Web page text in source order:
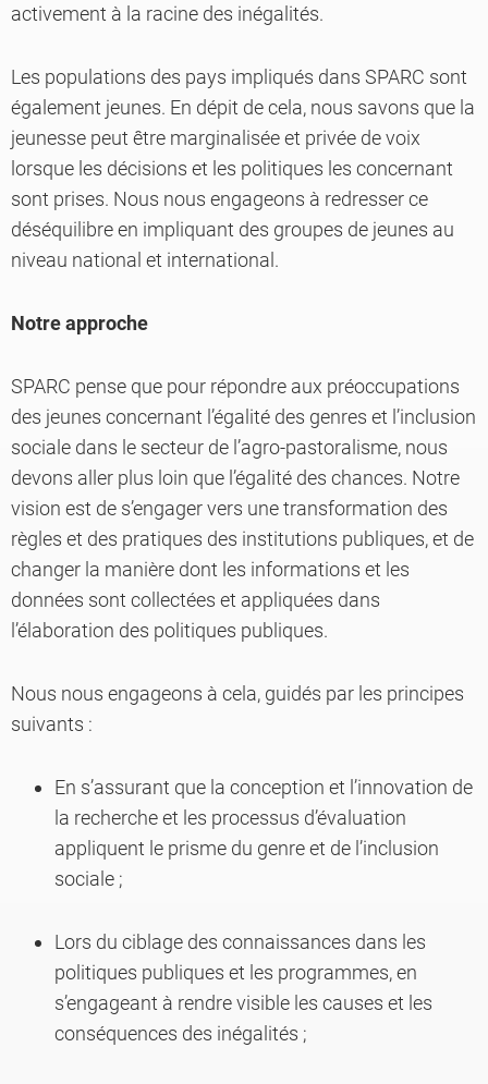
activement à la racine des inégalités.
Les populations des pays impliqués dans SPARC sont
également jeunes. En dépit de cela, nous savons que la
jeunesse peut être marginalisée et privée de voix
lorsque les décisions et les politiques les concernant
sont prises. Nous nous engageons à redresser ce
déséquilibre en impliquant des groupes de jeunes au
niveau national et international.
Notre approche
SPARC pense que pour répondre aux préoccupations
des jeunes concernant l’égalité des genres et l’inclusion
sociale dans le secteur de l’agro-pastoralisme, nous
devons aller plus loin que l’égalité des chances. Notre
vision est de s’engager vers une transformation des
règles et des pratiques des institutions publiques, et de
changer la manière dont les informations et les
données sont collectées et appliquées dans
l’élaboration des politiques publiques.
Nous nous engageons à cela, guidés par les principes
suivants :
En s’assurant que la conception et l’innovation de
la recherche et les processus d’évaluation
appliquent le prisme du genre et de l’inclusion
sociale ;
Lors du ciblage des connaissances dans les
politiques publiques et les programmes, en
s’engageant à rendre visible les causes et les
conséquences des inégalités ;